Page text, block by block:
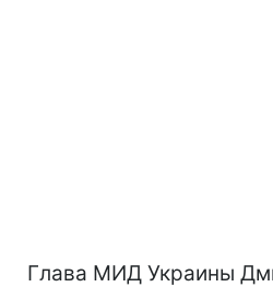
Глава МИД Украины